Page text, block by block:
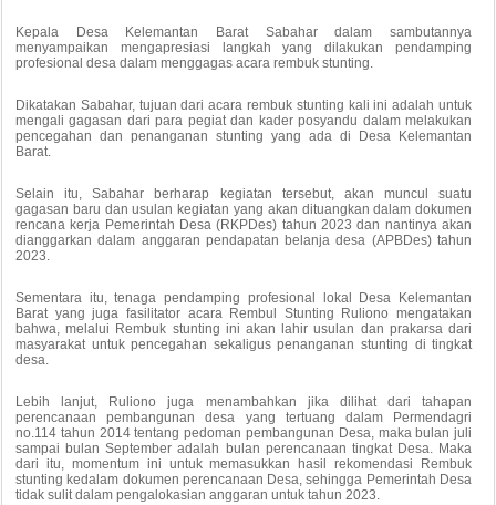
Kepala Desa Kelemantan Barat Sabahar dalam sambutannya
menyampaikan mengapresiasi langkah yang dilakukan pendamping
profesional desa dalam menggagas acara rembuk stunting.
Dikatakan Sabahar, tujuan dari acara rembuk stunting kali ini adalah untuk
mengali gagasan dari para pegiat dan kader posyandu dalam melakukan
pencegahan dan penanganan stunting yang ada di Desa Kelemantan
Barat.
Selain itu, Sabahar berharap kegiatan tersebut, akan muncul suatu
gagasan baru dan usulan kegiatan yang akan dituangkan dalam dokumen
rencana kerja Pemerintah Desa (RKPDes) tahun 2023 dan nantinya akan
dianggarkan dalam anggaran pendapatan belanja desa (APBDes) tahun
2023.
Sementara itu, tenaga pendamping profesional lokal Desa Kelemantan
Barat yang juga fasilitator acara Rembul Stunting Ruliono mengatakan
bahwa, melalui Rembuk stunting ini akan lahir usulan dan prakarsa dari
masyarakat untuk pencegahan sekaligus penanganan stunting di tingkat
desa.
Lebih lanjut, Ruliono juga menambahkan jika dilihat dari tahapan
perencanaan pembangunan desa yang tertuang dalam Permendagri
no.114 tahun 2014 tentang pedoman pembangunan Desa, maka bulan juli
sampai bulan September adalah bulan perencanaan tingkat Desa. Maka
dari itu, momentum ini untuk memasukkan hasil rekomendasi Rembuk
stunting kedalam dokumen perencanaan Desa, sehingga Pemerintah Desa
tidak sulit dalam pengalokasian anggaran untuk tahun 2023.